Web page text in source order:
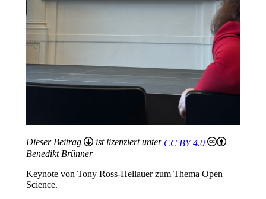
Dieser Beitrag ist lizenziert unter CC BY 4.0
Benedikt Brünner
Keynote von Tony Ross-Hellauer zum Thema Open
Science.